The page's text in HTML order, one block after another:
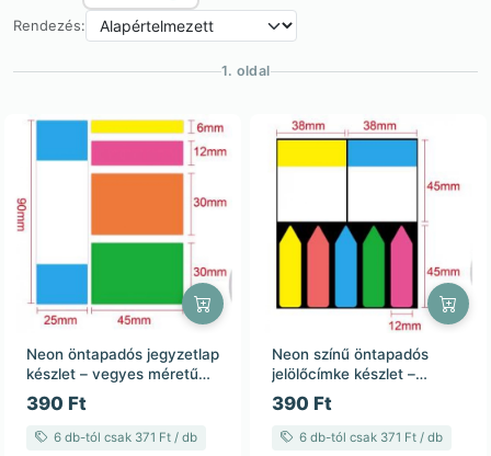
Rendezés:
1. oldal
Neon öntapadós jegyzetlap
készlet – vegyes méretű
PET címkék
390 Ft
6 db-tól csak 371 Ft / db
Neon színű öntapadós
jelölőcímke készlet –
vízálló, áttetsző PET
anyagból
390 Ft
6 db-tól csak 371 Ft / db